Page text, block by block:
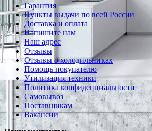
Гарантия
Пункты выдачи по всей России
Доставка и оплата
Напишите нам
Наш адрес
Отзывы
Отзывы о холодильниках
Помощь покупателю
Утилизация техники
Политика конфиденциальности
Самовывоз
Поставщикам
Вакансии